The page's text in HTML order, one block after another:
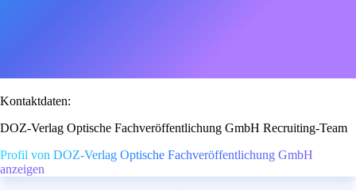
Kontaktdaten:
DOZ-Verlag Optische Fachveröffentlichung GmbH Recruiting-Team
Profil von DOZ-Verlag Optische Fachveröffentlichung GmbH
anzeigen